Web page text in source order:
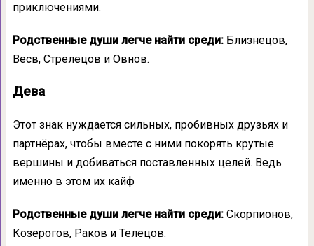
приключениями.
Родственные души легче найти среди:Близнецов,
Весв, Стрелецов и Овнов.
Дева
Этот знак нуждается сильных, пробивных друзьях и
партнёрах, чтобы вместе с ними покорять крутые
вершины и добиваться поставленных целей. Ведь
именно в этом их кайф
Родственные души легче найти среди:Скорпионов,
Козерогов, Раков и Телецов.